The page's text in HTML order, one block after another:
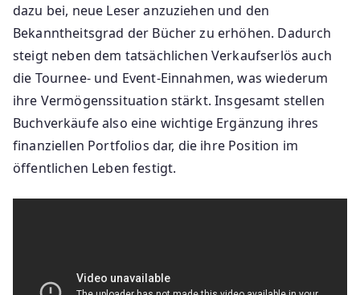
dazu bei, neue Leser anzuziehen und den
Bekanntheitsgrad der Bücher zu erhöhen. Dadurch
steigt neben dem tatsächlichen Verkaufserlös auch
die Tournee- und Event-Einnahmen, was wiederum
ihre Vermögenssituation stärkt. Insgesamt stellen
Buchverkäufe also eine wichtige Ergänzung ihres
finanziellen Portfolios dar, die ihre Position im
öffentlichen Leben festigt.